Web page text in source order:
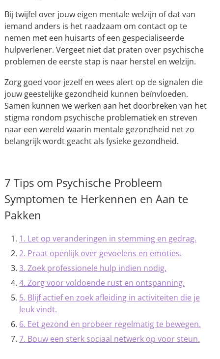
Bij twijfel over jouw eigen mentale welzijn of dat van
iemand anders is het raadzaam om contact op te
nemen met een huisarts of een gespecialiseerde
hulpverlener. Vergeet niet dat praten over psychische
problemen de eerste stap is naar herstel en welzijn.
Zorg goed voor jezelf en wees alert op de signalen die
jouw geestelijke gezondheid kunnen beïnvloeden.
Samen kunnen we werken aan het doorbreken van het
stigma rondom psychische problematiek en streven
naar een wereld waarin mentale gezondheid net zo
belangrijk wordt geacht als fysieke gezondheid.
7 Tips om Psychische Probleem
Symptomen te Herkennen en Aan te
Pakken
1. Let op veranderingen in stemming en gedrag.
2. Praat openlijk over gevoelens en emoties.
3. Zoek professionele hulp indien nodig.
4. Zorg voor voldoende rust en ontspanning.
5. Blijf actief en zoek afleiding in activiteiten die je
leuk vindt.
6. Eet gezond en probeer regelmatig te bewegen.
7. Bouw een sterk sociaal netwerk op voor steun.